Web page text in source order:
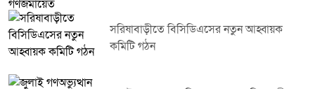
সরিষাবাড়ীতে বিসিডিএসের নতুন আহ্বায়ক
কমিটি গঠন